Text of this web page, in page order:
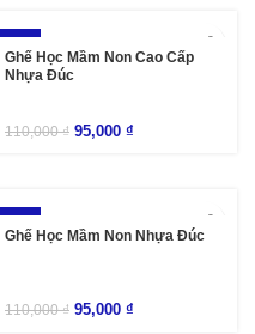
-14%
Ghế Học Mầm Non Cao Cấp
Nhựa Đúc
110,000₫ 95,000 ₫
-14%
Ghế Học Mầm Non Nhựa Đúc
110,000₫ 95,000 ₫